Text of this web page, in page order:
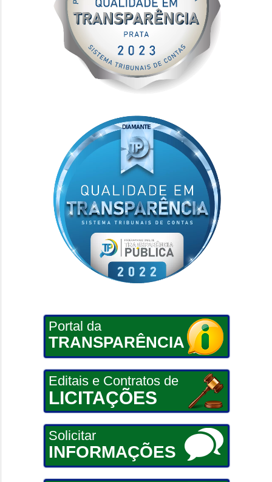
Portal da
TRANSPARÊNCIA
Editais e Contratos de
LICITAÇÕES
Solicitar
INFORMAÇÕES